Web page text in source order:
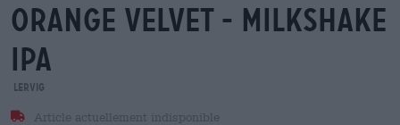
orange velvet - milkshake
ipa
Lervig
Article actuellement indisponible